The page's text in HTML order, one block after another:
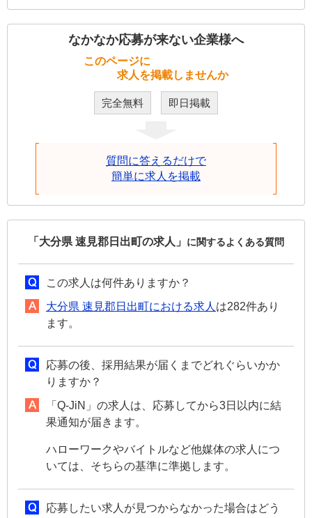
なかなか応募が来ない企業様へ
このページに
求人を掲載しませんか
完全無料 即日掲載
質問に答えるだけで
簡単に求人を掲載
「大分県 速見郡日出町の求人」 に関するよくある質問
この求人は何件ありますか？
大分県 速見郡日出町における求人 は282件あり
ます。
応募の後、採用結果が届くまでどれぐらいかか
りますか？
「Q-JiN」の求人は、応募してから3日以内に結
果通知が届きます。
ハローワークやバイトルなど他媒体の求人につ
いては、そちらの基準に準拠します。
応募したい求人が見つからなかった場合はどう